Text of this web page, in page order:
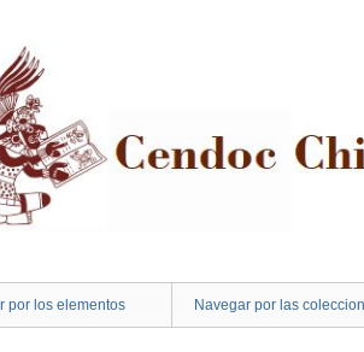
por los elementos Navegar por las